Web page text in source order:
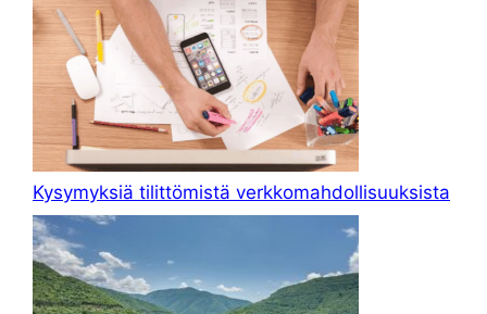
Kysymyksiä tilittömistä verkkomahdollisuuksista